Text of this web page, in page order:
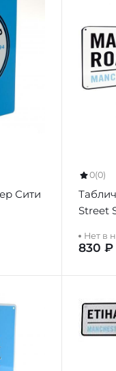
Сити
0(0)
Street
Нет в
830